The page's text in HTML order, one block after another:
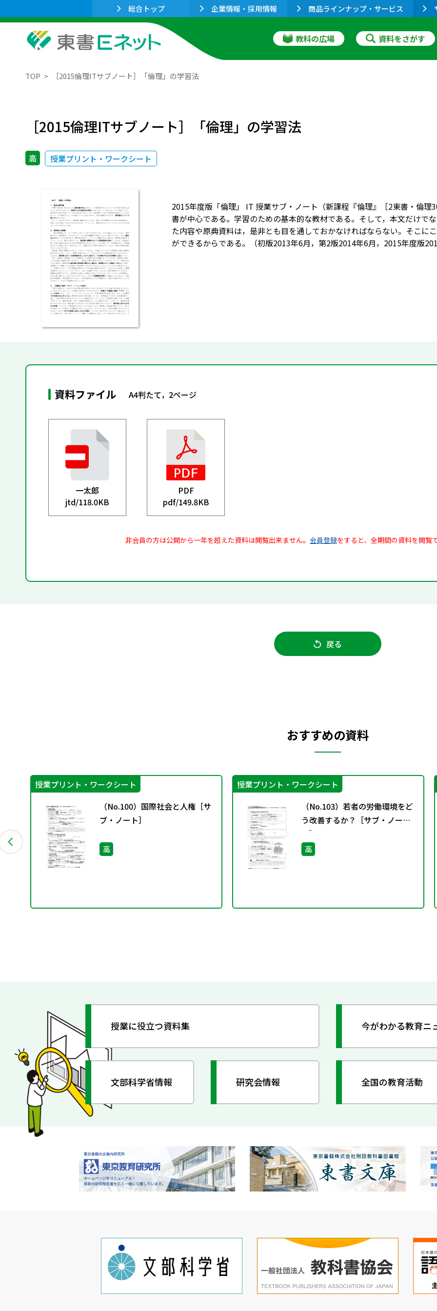
総合トップ 企業情報・採用情報 商品ラインナップ・サービス
教科の広場 資料をさがす
TOP ［2015倫理ITサブノート］「倫理」の学習法
［2015倫理ITサブノート］「倫理」の学習法
高 授業プリント・ワークシート
2015年度版「倫理」 IT 授業サブ・ノート（新課程『倫理』［2東書・倫
書が中心である。学習のための基本的な教材である。そして，本文だけで
た内容や原典資料は，是非とも目を通しておかなければならない。そこに
ができるからである。（初版2013年6月，第2版2014年6月，2015年度版
資料ファイル A4判たて，2ページ
一太郎
jtd/118.0KB
PDF
pdf/149.8KB
非会員の方は公開から一年を超えた資料は閲覧出来ません。 会員登録をすると、全期間の資料を閲覧
戻る
おすすめの資料
授業プリント・ワークシート
（No.100）国際社会と人権［サ
ブ・ノート］
高
授業プリント・ワークシート
（No.103）若者の労働環境をど
う改善するか？［サブ・ノー
ト］
高
授業に役立つ資料集 今がわかる教育ニ
文部科学省情報 研究会情報 全国の教育活動